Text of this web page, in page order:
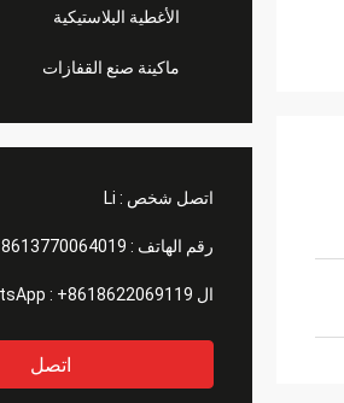
الأغطية البلاستيكية
ماكينة صنع القفازات
اتصل شخص : Li
رقم الهاتف : 8613770064019
ال WhatsApp : +8618622069119
اتصل